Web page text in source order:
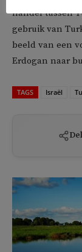
handel tussen
gebruik van
beeld van een
Erdogan naar
TAGS Israël